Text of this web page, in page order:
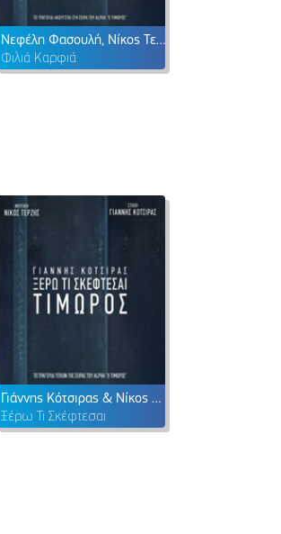
Νεφέλη Φασουλή, Νίκος Τερζής & Γιάννης Κότσιρας
Φιλιά Καρφιά
Γιάννης Κότσιρας & Νίκος Τερζής
Ξέρω Τι Σκέφτεσαι